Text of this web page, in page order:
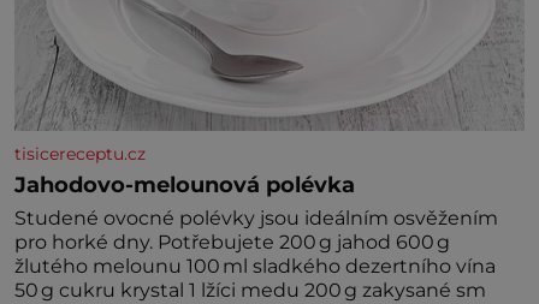
tisicereceptu.cz
Jahodovo-melounová polévka
Studené ovocné polévky jsou ideálním osvěžením
pro horké dny. Potřebujete 200 g jahod 600 g
žlutého melounu 100 ml sladkého dezertního vína
50 g cukru krystal 1 lžíci medu 200 g zakysané sm